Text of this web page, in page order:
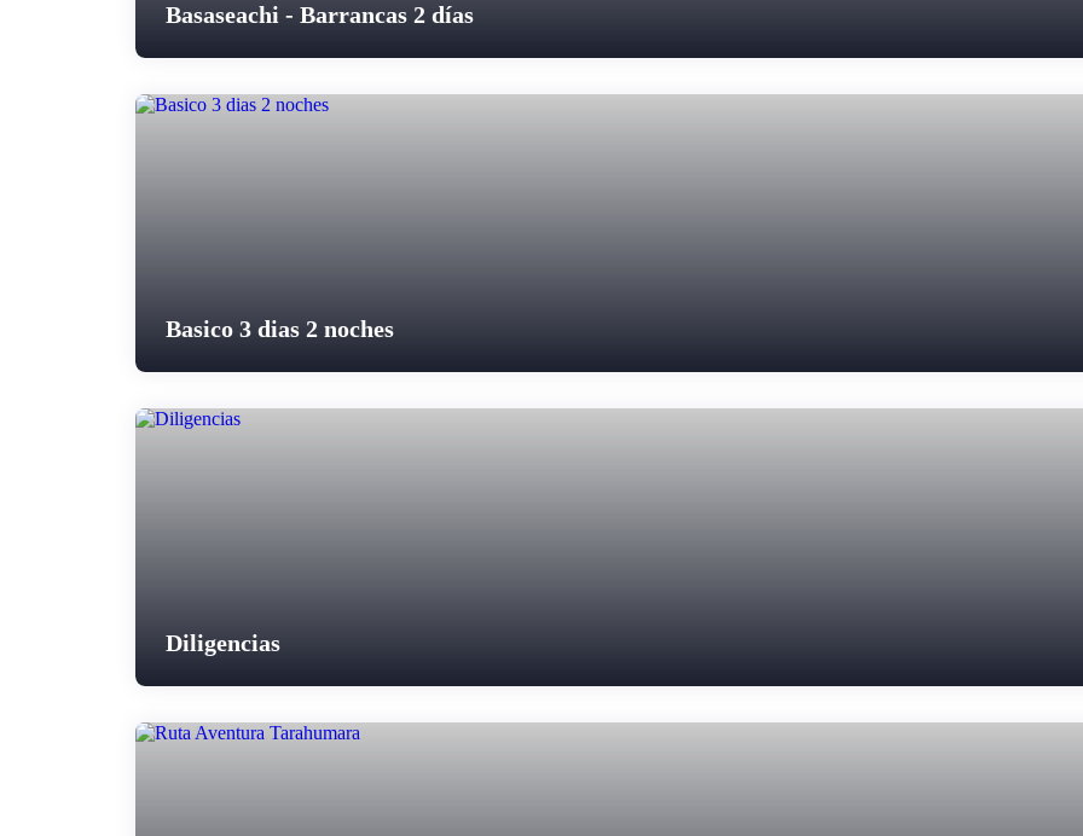
Basaseachi - Barrancas 2 días
Basico 3 dias 2 noches
Diligencias